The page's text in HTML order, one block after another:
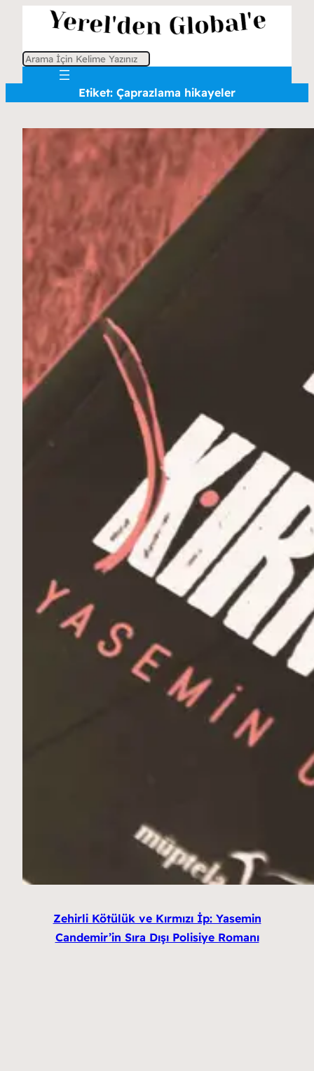
A
Etiket: Çaprazlama hikayeler
Zehirli Kötülük ve Kırmızı İp: Yasemin
Candemir’in Sıra Dışı Polisiye Romanı